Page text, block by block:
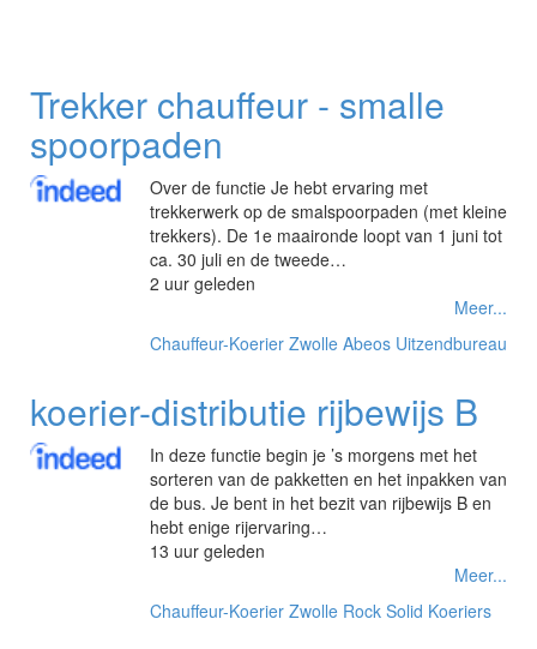
Trekker chauffeur - smalle
spoorpaden
Over de functie Je hebt ervaring met
trekkerwerk op de smalspoorpaden (met kleine
trekkers). De 1e maaironde loopt van 1 juni tot
ca. 30 juli en de tweede…
2 uur geleden
Meer...
Chauffeur-Koerier Zwolle Abeos Uitzendbureau
koerier-distributie rijbewijs B
In deze functie begin je ’s morgens met het
sorteren van de pakketten en het inpakken van
de bus. Je bent in het bezit van rijbewijs B en
hebt enige rijervaring…
13 uur geleden
Meer...
Chauffeur-Koerier Zwolle Rock Solid Koeriers